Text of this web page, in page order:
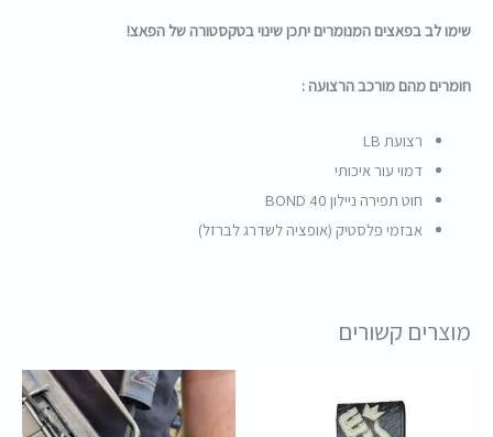
שימו לב בפאצים המנומרים יתכן שינוי בטקסטורה של הפאצ!
חומרים מהם מורכב הרצועה :
רצועת LB
דמוי עור איכותי
חוט תפירה ניילון BOND 40
אבזמי פלסטיק (אופציה לשדרג לברזל)
מוצרים קשורים